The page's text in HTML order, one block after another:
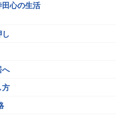
心の生活
方